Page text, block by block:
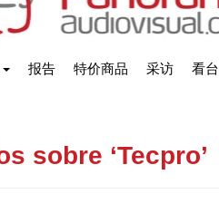
报告 特价商品 采访 看台
sobre ‘Tecpro’